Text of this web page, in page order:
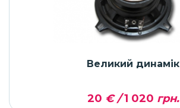
Великий динамік
20 € /1 020 грн.